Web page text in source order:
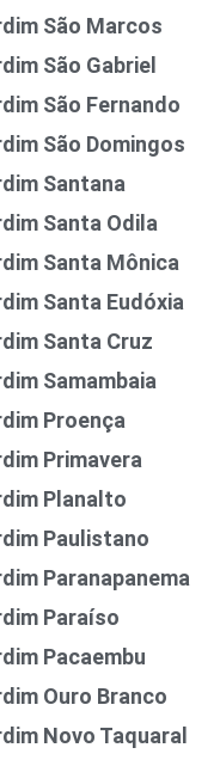
São Marcos
São Gabriel
São Fernando
São Domingos
Santana
Santa Odila
Santa Mônica
Santa Eudóxia
Santa Cruz
Samambaia
Proença
Primavera
Planalto
Paulistano
Paranapanema
Paraíso
Pacaembu
Ouro Branco
Novo Taquaral